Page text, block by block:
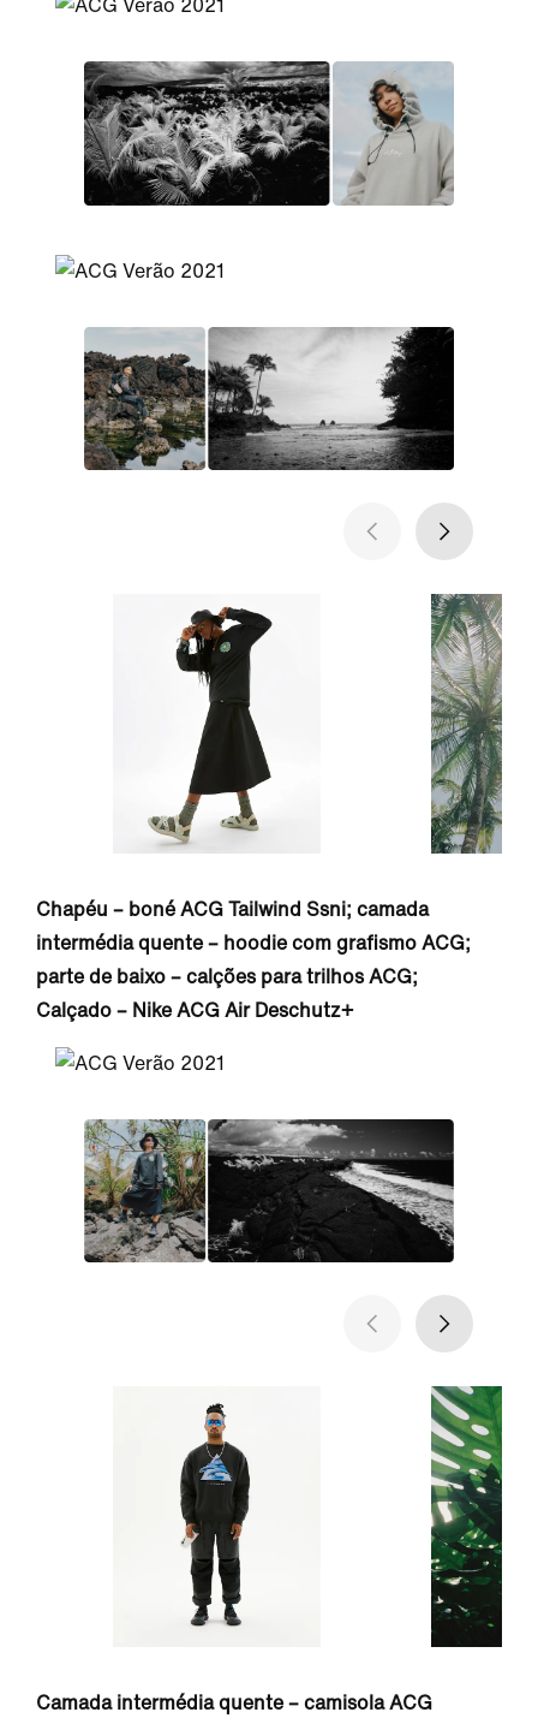
Chapéu – boné ACG Tailwind Ssni; camada
intermédia quente – hoodie com grafismo ACG;
parte de baixo – calções para trilhos ACG;
Calçado – Nike ACG Air Deschutz+
Camada intermédia quente – camisola ACG